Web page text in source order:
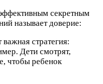
секретным
называет доверие:
важная стратегия:
Дети смотрят,
чтобы ребенок